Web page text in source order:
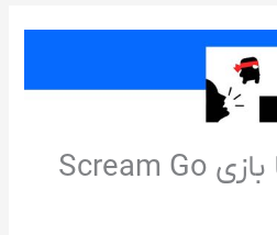
سرگرمی هفته با بازی Scream Go